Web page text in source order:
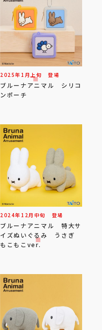
2025年 1 月 上旬 登場
ブルーナアニマル シリコ
ンポーチ
2024年 12 月 中旬 登場
ブルーナアニマル 特大サ
イズぬいぐるみ うさぎ
もこもこver.